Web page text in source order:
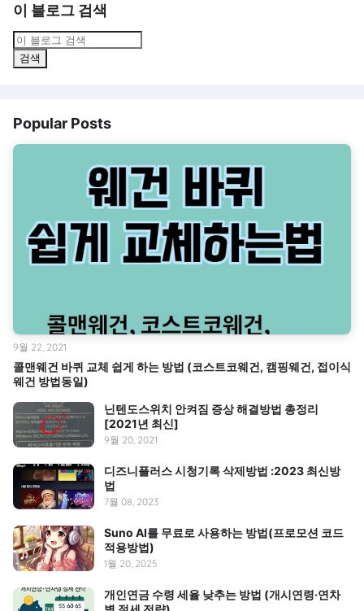
이 블로그 검색
Popular Posts
콜맨웨건 바퀴 교체 쉽게 하는 방법 (코스트코웨건, 캠핑웨건, 접이식
웨건 방법동일)
9월 22, 2021
닌텐도스위치 안켜짐 증상 해결방법 총정리
[2021년 최신]
9월 20, 2021
디즈니플러스 시청기록 삭제방법 :2023 최신방
법
7월 08, 2023
Suno AI를 무료로 사용하는 방법(프로모션 코드
적용방법)
1월 20, 2025
개인연금 수령 세율 낮추는 방법 (개시연령·연차